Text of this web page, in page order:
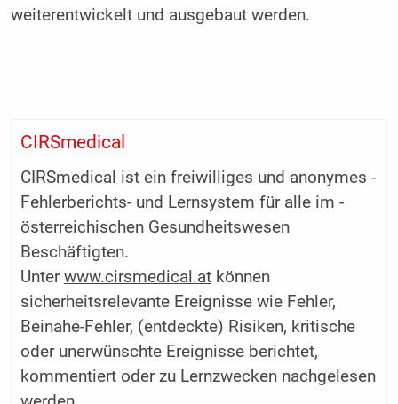
weiterentwickelt und ausgebaut werden.
CIRSmedical
CIRSmedical ist ein freiwilliges und anonymes ­
Fehlerberichts- und Lernsystem für alle im ­
österreichischen Gesundheitswesen
Beschäftigten.
Unterwww.cirsmedical.atkönnen
sicherheitsrelevante Ereignisse wie Fehler,
Beinahe-Fehler, (entdeckte) Risiken, kritische
oder unerwünschte Ereignisse ­berichtet,
kommentiert oder zu Lernzwecken nachgelesen